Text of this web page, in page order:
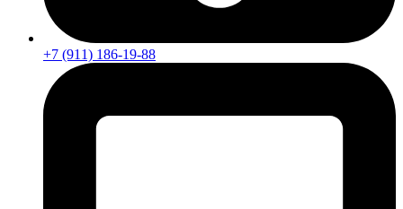
+7 (911) 186-19-88